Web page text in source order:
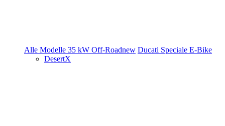
Alle Modelle 35 kW Off-Roadnew Ducati Speciale E-Bike
DesertX